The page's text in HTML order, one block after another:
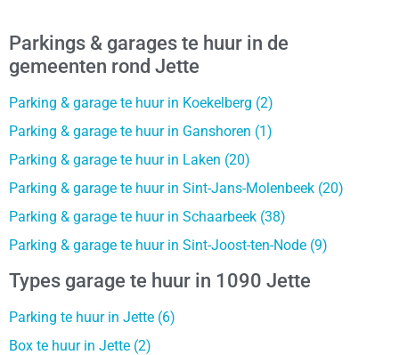
Parkings & garages te huur in de
gemeenten rond Jette
Parking & garage te huur in Koekelberg (2)
Parking & garage te huur in Ganshoren (1)
Parking & garage te huur in Laken (20)
Parking & garage te huur in Sint-Jans-Molenbeek (20)
Parking & garage te huur in Schaarbeek (38)
Parking & garage te huur in Sint-Joost-ten-Node (9)
Types garage te huur in 1090 Jette
Parking te huur in Jette (6)
Box te huur in Jette (2)